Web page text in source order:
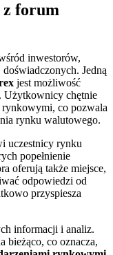
z forum
inwestorów,
Jedną
jest możliwość
Użytkownicy chętnie
rynkowymi, co pozwala
rynku walutowego.
uczestnicy rynku
popełnienie
oferują także miejsce,
odpowiedzi od
przyspiesza
informacji i analiz.
bieżąco, co oznacza,